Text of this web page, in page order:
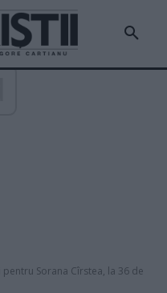
Sorana Cîrstea, la 36 de